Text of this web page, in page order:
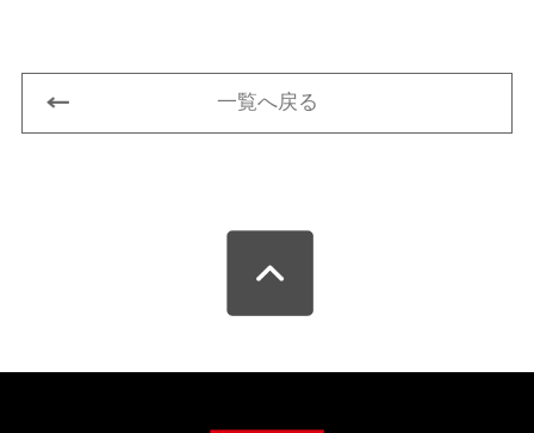
一覧へ戻る